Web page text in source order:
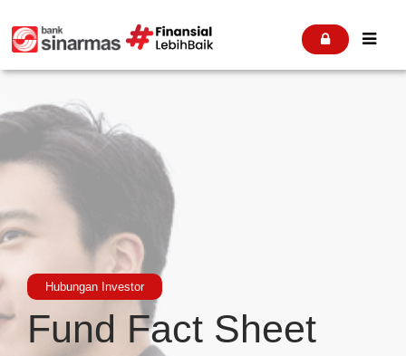
 
Hubungan Investor
Fund Fact Sheet